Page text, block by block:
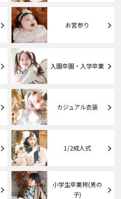
お宮参り
入園卒園・入学卒業
カジュアル衣装
1/2成人式
小学生卒業袴(男の
子)